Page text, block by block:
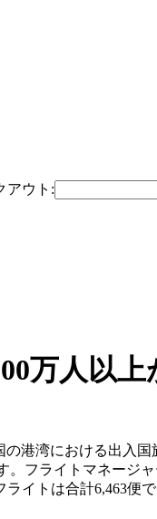
アウト:
万人以
港湾における出入
。フライトマネージ
イトは合計6,463便で